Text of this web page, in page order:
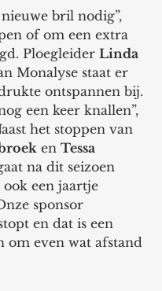
bril nodig”,
of om een extra
Ploegleider Linda
Monalyse staat er
ontspannen bij.
een keer knallen”,
het stoppen van
en Tessa
na dit seizoen
ook een jaartje
sponsor
en dat is een
om even wat afstand